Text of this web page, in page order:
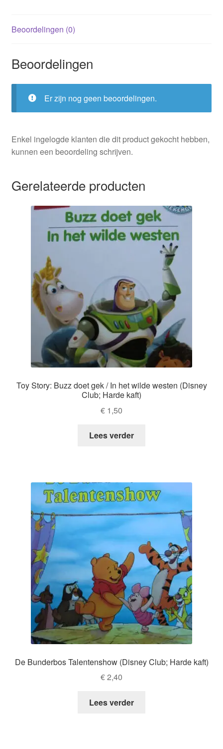
Beoordelingen (0)
Beoordelingen
Er zijn nog geen beoordelingen.
Enkel ingelogde klanten die dit product gekocht hebben,
kunnen een beoordeling schrijven.
Gerelateerde producten
Toy Story: Buzz doet gek / In het wilde westen (Disney
Club; Harde kaft)
€ 1,50
Lees verder
De Bunderbos Talentenshow (Disney Club; Harde kaft)
€2,40
Lees verder